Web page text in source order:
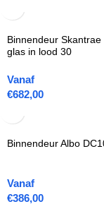
Binnendeur Skantrae
glas in lood 30
Vanaf
€682,00
Binnendeur Albo
Vanaf
€386,00